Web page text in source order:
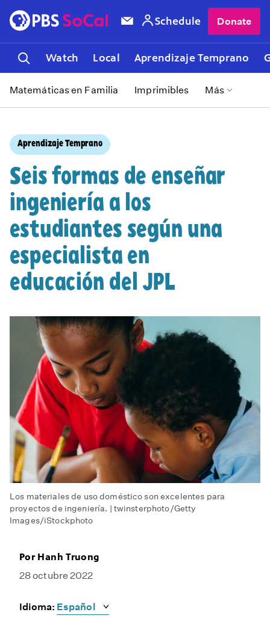
Watch Local Aprendizaje Temprano
Schedule Donate
Matemáticas en Familia Imprimibles Más
Aprendizaje Temprano
Seis formas de enseñar
ingeniería a los
estudiantes según una
especialista en
educación del JPL
Los materiales de uso doméstico son excelentes para
proyectos de ingeniería. | twinsterphoto/Getty
Images/iStockphoto
Por Hanh Truong
28 octubre 2022
Idioma: